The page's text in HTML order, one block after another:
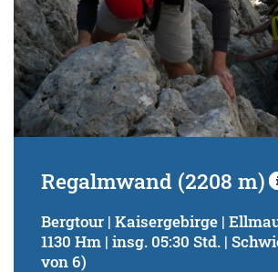
Suchbegriff:
Regalmwand (2208 m)
Bergtour | Kaisergebirge |
1130 Hm | insg. 05:30 Std. |
von 6)